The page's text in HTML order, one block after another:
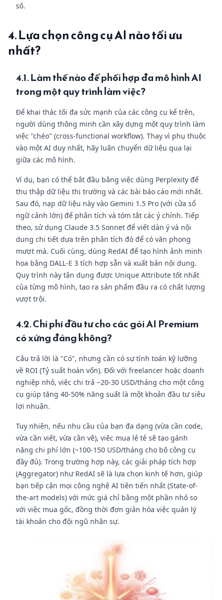
số.
4. Lựa chọn công cụ AI nào tối ưu
nhất?
4.1. Làm thế nào để phối hợp đa mô hình AI
trong một quy trình làm việc?
Để khai thác tối đa sức mạnh của các công cụ kể trên,
người dùng thông minh cần xây dựng một quy trình làm
việc "chéo" (cross-functional workflow). Thay vì phụ thuộc
vào một AI duy nhất, hãy luân chuyển dữ liệu qua lại
giữa các mô hình.
Ví dụ, bạn có thể bắt đầu bằng việc dùng Perplexity để
thu thập dữ liệu thị trường và các bài báo cáo mới nhất.
Sau đó, nạp dữ liệu này vào Gemini 1.5 Pro (với cửa sổ
ngữ cảnh lớn) để phân tích và tóm tắt các ý chính. Tiếp
theo, sử dụng Claude 3.5 Sonnet để viết dàn ý và nội
dung chi tiết dựa trên phân tích đó để có văn phong
mượt mà. Cuối cùng, dùng RedAI để tạo hình ảnh minh
họa bằng DALL-E 3 tích hợp sẵn và xuất bản nội dung.
Quy trình này tận dụng được Unique Attribute tốt nhất
của từng mô hình, tạo ra sản phẩm đầu ra có chất lượng
vượt trội.
4.2. Chi phí đầu tư cho các gói AI Premium
có xứng đáng không?
Câu trả lời là "Có", nhưng cần có sự tính toán kỹ lưỡng
về ROI (Tỷ suất hoàn vốn). Đối với freelancer hoặc doanh
nghiệp nhỏ, việc chi trả ~20-30 USD/tháng cho một công
cụ giúp tăng 40-50% năng suất là một khoản đầu tư siêu
lợi nhuận.
Tuy nhiên, nếu nhu cầu của bạn đa dạng (vừa cần code,
vừa cần viết, vừa cần vẽ), việc mua lẻ tẻ sẽ tạo gánh
nặng chi phí lớn (~100-150 USD/tháng cho bộ công cụ
đầy đủ). Trong trường hợp này, các giải pháp tích hợp
(Aggregator) như RedAI sẽ là lựa chọn kinh tế hơn, giúp
bạn tiếp cận mọi công nghệ AI tiên tiến nhất (State-of-
the-art models) với mức giá chỉ bằng một phần nhỏ so
với việc mua gốc, đồng thời đơn giản hóa việc quản lý
tài khoản cho đội ngũ nhân sự.